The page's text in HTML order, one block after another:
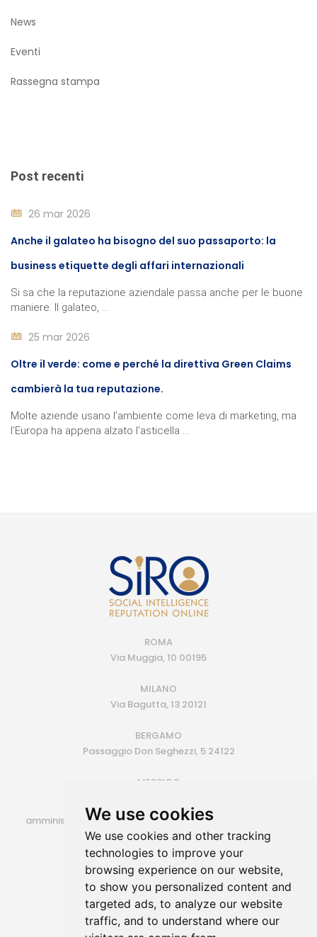
We use cookies
We use cookies and other tracking
technologies to improve your
browsing experience on our website,
to show you personalized content and
targeted ads, to analyze our website
traffic, and to understand where our
News
Eventi
Rassegna stampa
Post recenti
26 mar 2026
Anche il galateo ha bisogno del suo passaporto: la
business etiquette degli affari internazionali
Si sa che la reputazione aziendale passa anche per le buone
maniere. Il galateo, ...
25 mar 2026
Oltre il verde: come e perché la direttiva Green Claims
cambierà la tua reputazione.
Molte aziende usano l’ambiente come leva di marketing, ma
l’Europa ha appena alzato l’asticella ...
ROMA
Via Muggia, 10 00195
MILANO
Via Bagutta, 13 20121
BERGAMO
Passaggio Don Seghezzi, 5 24122
MESSICO
amministrazione@siroconsulting.com | +39.335.6409500
P.IVA 14725801006